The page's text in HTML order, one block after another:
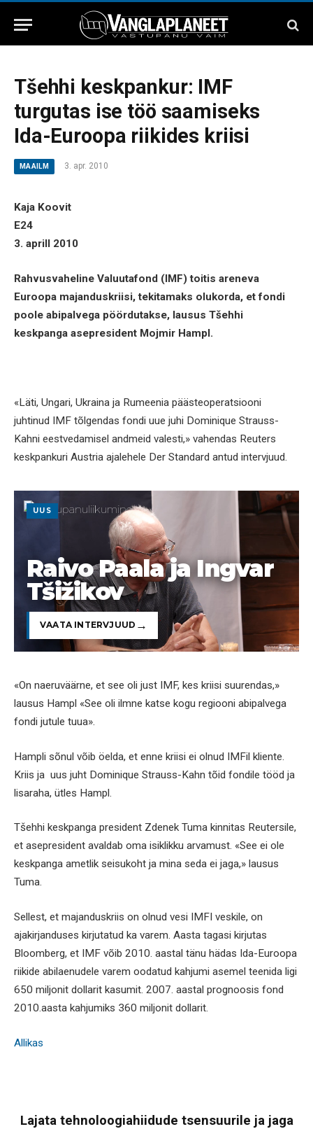
Tšehhi keskpankur: IMF
turgutas ise töö saamiseks
Ida-Euroopa riikides kriisi
MAAILM 3. apr. 2010
Kaja Koovit
E24
3. aprill 2010
Rahvusvaheline Valuutafond (IMF) toitis areneva
Euroopa majanduskriisi, tekitamaks olukorda, et fondi
poole abipalvega pöördutakse, lausus Tšehhi
keskpanga asepresident Mojmir Hampl.
«Läti, Ungari, Ukraina ja Rumeenia päästeoperatsiooni
juhtinud IMF tõlgendas fondi uue juhi Dominique Strauss-
Kahni eestvedamisel andmeid valesti,» vahendas Reuters
keskpankuri Austria ajalehele Der Standard antud intervjuud.
UUS
Raivo Paala ja Ingvar
Tšižikov
VAATA INTERVJUUD
«On naeruväärne, et see oli just IMF, kes kriisi suurendas,»
lausus Hampl «See oli ilmne katse kogu regiooni abipalvega
fondi jutule tuua».
Hampli sõnul võib öelda, et enne kriisi ei olnud IMFil kliente.
Kriis ja uus juht Dominique Strauss-Kahn tõid fondile tööd ja
lisaraha, ütles Hampl.
Tšehhi keskpanga president Zdenek Tuma kinnitas Reutersile,
et asepresident avaldab oma isiklikku arvamust. «See ei ole
keskpanga ametlik seisukoht ja mina seda ei jaga,» lausus
Tuma.
Sellest, et majanduskriis on olnud vesi IMFI veskile, on
ajakirjanduses kirjutatud ka varem. Aasta tagasi kirjutas
Bloomberg, et IMF võib 2010. aastal tänu hädas Ida-Euroopa
riikide abilaenudele varem oodatud kahjumi asemel teenida ligi
650 miljonit dollarit kasumit. 2007. aastal prognoosis fond
2010.aasta kahjumiks 360 miljonit dollarit.
Allikas
Lajata tehnoloogiahiidude tsensuurile ja jaga